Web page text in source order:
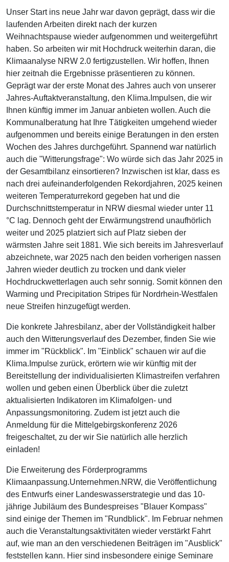
Unser Start ins neue Jahr war davon geprägt, dass wir die
laufenden Arbeiten direkt nach der kurzen
Weihnachtspause wieder aufgenommen und weitergeführt
haben. So arbeiten wir mit Hochdruck weiterhin daran, die
Klimaanalyse NRW 2.0 fertigzustellen. Wir hoffen, Ihnen
hier zeitnah die Ergebnisse präsentieren zu können.
Geprägt war der erste Monat des Jahres auch von unserer
Jahres-Auftaktveranstaltung, den Klima.Impulsen, die wir
Ihnen künftig immer im Januar anbieten wollen. Auch die
Kommunalberatung hat Ihre Tätigkeiten umgehend wieder
aufgenommen und bereits einige Beratungen in den ersten
Wochen des Jahres durchgeführt. Spannend war natürlich
auch die "Witterungsfrage": Wo würde sich das Jahr 2025 in
der Gesamtbilanz einsortieren? Inzwischen ist klar, dass es
nach drei aufeinanderfolgenden Rekordjahren, 2025 keinen
weiteren Temperaturrekord gegeben hat und die
Durchschnittstemperatur in NRW diesmal wieder unter 11
°C lag. Dennoch geht der Erwärmungstrend unaufhörlich
weiter und 2025 platziert sich auf Platz sieben der
wärmsten Jahre seit 1881. Wie sich bereits im Jahresverlauf
abzeichnete, war 2025 nach den beiden vorherigen nassen
Jahren wieder deutlich zu trocken und dank vieler
Hochdruckwetterlagen auch sehr sonnig. Somit können den
Warming und Precipitation Stripes für Nordrhein-Westfalen
neue Streifen hinzugefügt werden.
Die konkrete Jahresbilanz, aber der Vollständigkeit halber
auch den Witterungsverlauf des Dezember, finden Sie wie
immer im "Rückblick". Im "Einblick" schauen wir auf die
Klima.Impulse zurück, erörtern wie wir künftig mit der
Bereitstellung der individualisierten Klimastreifen verfahren
wollen und geben einen Überblick über die zuletzt
aktualisierten Indikatoren im Klimafolgen- und
Anpassungsmonitoring. Zudem ist jetzt auch die
Anmeldung für die Mittelgebirgskonferenz 2026
freigeschaltet, zu der wir Sie natürlich alle herzlich
einladen!
Die Erweiterung des Förderprogramms
Klimaanpassung.Unternehmen.NRW, die Veröffentlichung
des Entwurfs einer Landeswasserstrategie und das 10-
jährige Jubiläum des Bundespreises "Blauer Kompass"
sind einige der Themen im "Rundblick". Im Februar nehmen
auch die Veranstaltungsaktivitäten wieder verstärkt Fahrt
auf, wie man an den verschiedenen Beiträgen im "Ausblick"
feststellen kann. Hier sind insbesondere einige Seminare